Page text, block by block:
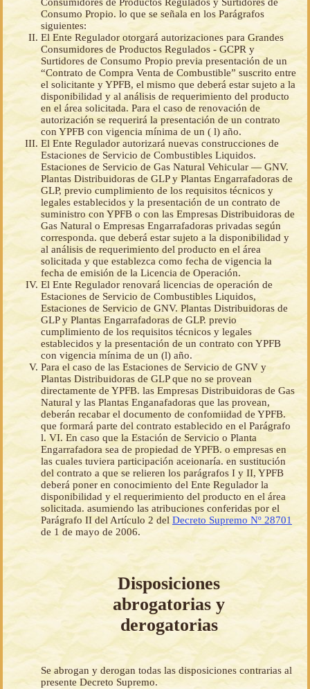
Consumo Propio. lo que se señala en los Parágrafos
siguientes:
El Ente Regulador otorgará autorizaciones para Grandes
Consumidores de Productos Regulados - GCPR y
Surtidores de Consumo Propio previa presentación de un
“Contrato de Compra Venta de Combustible” suscrito entre
el solicitante y YPFB, el mismo que deberá estar sujeto a la
disponibilidad y al análisis de requerimiento del producto
en el área solicitada. Para el caso de renovación de
autorización se requerirá la presentación de un contrato
con YPFB con vigencia mínima de un ( l) año.
El Ente Regulador autorizará nuevas construcciones de
Estaciones de Servicio de Combustibles Liquidos.
Estaciones de Servicio de Gas Natural Vehicular — GNV.
Plantas Distribuidoras de GLP y Plantas Engarrafadoras de
GLP, previo cumplimiento de los requisitos técnicos y
legales establecidos y la presentación de un contrato de
suministro con YPFB o con las Empresas Distribuidoras de
Gas Natural o Empresas Engarrafadoras privadas según
corresponda. que deberá estar sujeto a la disponibilidad y
al análisis de requerimiento del producto en el área
solicitada y que establezca como fecha de vigencia la
fecha de emisión de la Licencia de Operación.
El Ente Regulador renovará licencias de operación de
Estaciones de Servicio de Combustibles Liquidos,
Estaciones de Servicio de GNV. Plantas Distribuidoras de
GLP y Plantas Engarrafadoras de GLP. previo
cumplimiento de los requisitos técnicos y legales
establecidos y la presentación de un contrato con YPFB
con vigencia mínima de un (l) año.
Para el caso de las Estaciones de Servicio de GNV y
Plantas Distribuidoras de GLP que no se provean
directamente de YPFB. las Empresas Distribuidoras de Gas
Natural y las Plantas Enganafadoras que las provean,
deberán recabar el documento de confomiidad de YPFB.
que formará parte del contrato establecido en el Parágrafo
l. VI. En caso que la Estación de Servicio o Planta
Engarrafadora sea de propiedad de YPFB. o empresas en
las cuales tuviera participación aceionaría. en sustitución
del contrato a que se relieren los parágrafos I y II, YPFB
deberá poner en conocimiento del Ente Regulador la
disponibilidad y el requerimiento del producto en el área
solicitada. asumiendo las atribuciones conferidas por el
Parágrafo II del Artículo 2 del Decreto Supremo Nº 28701
de 1 de mayo de 2006.
Disposiciones
abrogatorias y
derogatorias
Se abrogan y derogan todas las disposiciones contrarias al
presente Decreto Supremo.